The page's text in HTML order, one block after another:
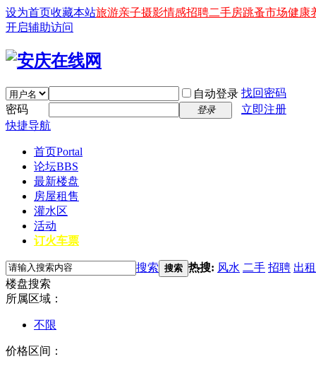
设为首页收藏本站旅游亲子摄影情感招聘二手房跳蚤市场健康
开启辅助访问
自动登录 找回密码
密码
登录
立即注册
快捷导航
首页Portal
论坛BBS
最新楼盘
房屋租售
灌水区
活动
订火车票
搜索 搜索 热搜: 风水 二手 招聘 出租
楼盘搜索
所属区域：
不限
价格区间：